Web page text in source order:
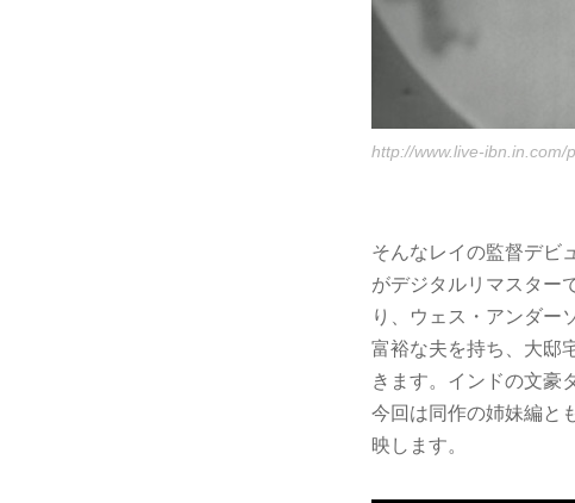
http://www.live-
そんなレイの監督デビ
がデジタルリマスター
り、ウェス・アンダー
富裕な夫を持ち、大邸
きます。インドの文豪
今回は同作の姉妹編と
映します。